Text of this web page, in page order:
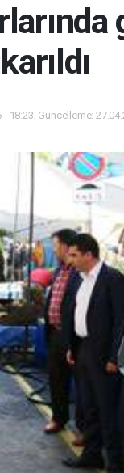
- 18:23, Güncelleme: